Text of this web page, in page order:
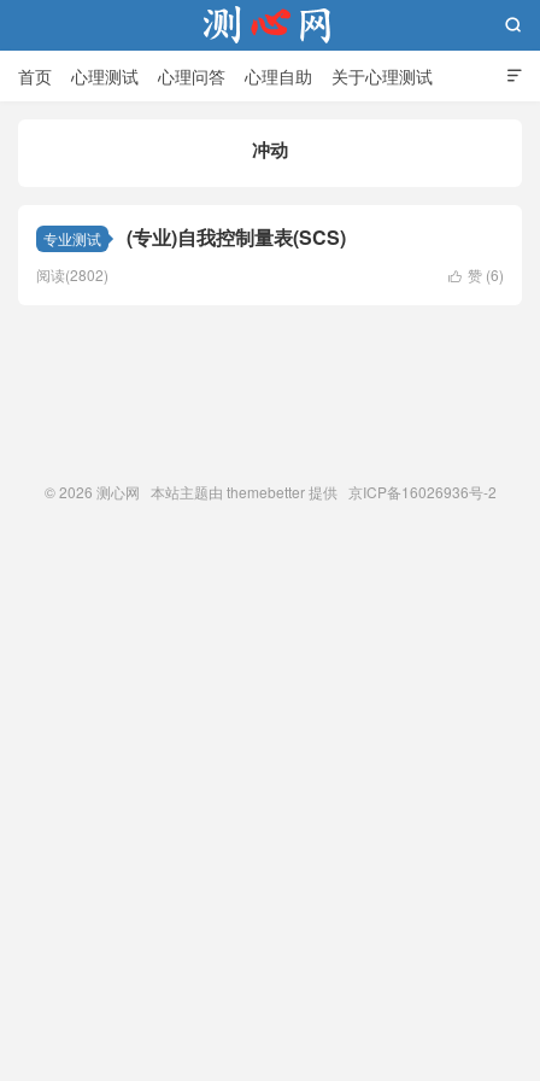

首页 心理测试 心理问答 心理自助 关于心理测试

冲动
专业测试 (专业)自我控制量表(SCS)
 赞 (6)
阅读(2802)
© 2026 测心网 本站主题由 themebetter提供 京ICP备16026936号-2